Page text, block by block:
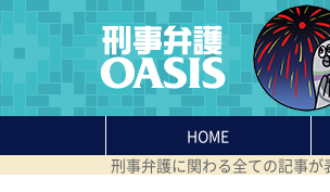
HOME
刑事弁護に関わる全ての記事が